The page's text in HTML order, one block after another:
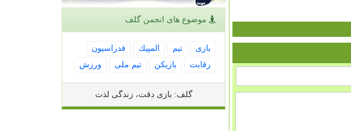
موضوع های انجمن گلف
بازی تیم المپیك
فدراسیون
رقابت
بازیكن تیم ملی ورزش
گلف: بازی دقت، زندگی لذت